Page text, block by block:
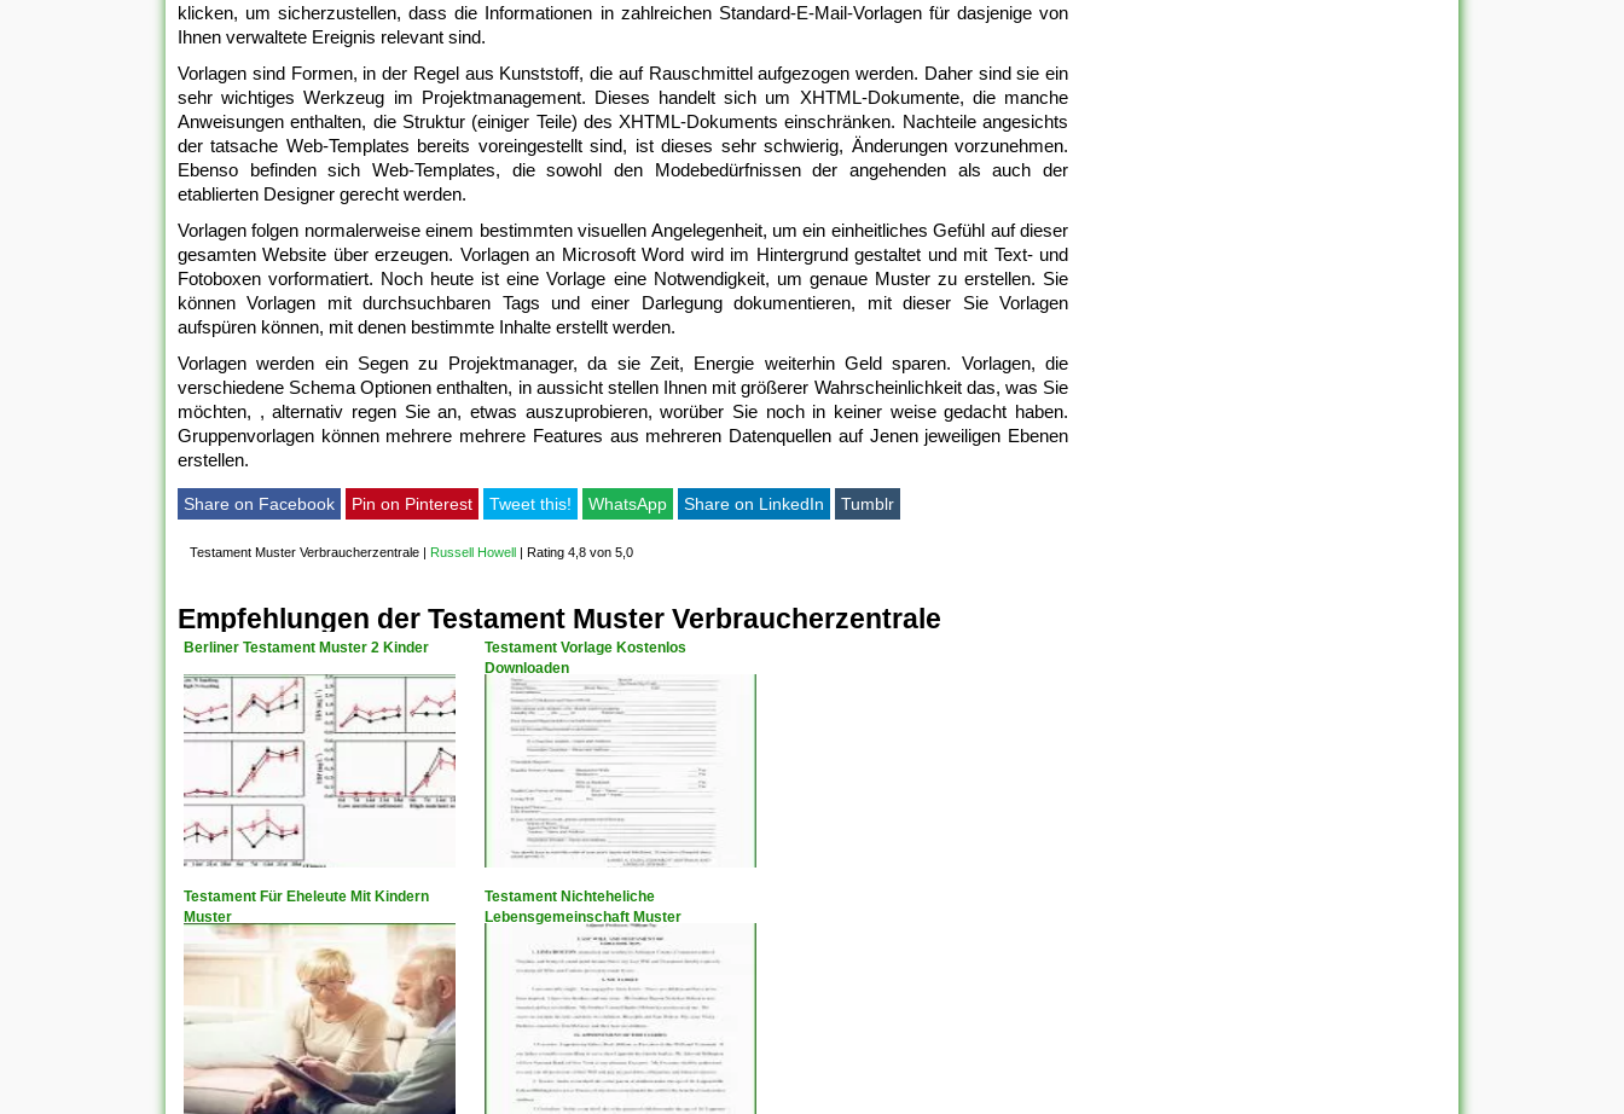
klicken, um sicherzustellen, dass die Informationen in zahlreichen Standard-E-Mail-Vorlagen für dasjenige von
Ihnen verwaltete Ereignis relevant sind.
Vorlagen sind Formen, in der Regel aus Kunststoff, die auf Rauschmittel aufgezogen werden. Daher sind sie ein
sehr wichtiges Werkzeug im Projektmanagement. Dieses handelt sich um XHTML-Dokumente, die manche
Anweisungen enthalten, die Struktur (einiger Teile) des XHTML-Dokuments einschränken. Nachteile angesichts
der tatsache Web-Templates bereits voreingestellt sind, ist dieses sehr schwierig, Änderungen vorzunehmen.
Ebenso befinden sich Web-Templates, die sowohl den Modebedürfnissen der angehenden als auch der
etablierten Designer gerecht werden.
Vorlagen folgen normalerweise einem bestimmten visuellen Angelegenheit, um ein einheitliches Gefühl auf dieser
gesamten Website über erzeugen. Vorlagen an Microsoft Word wird im Hintergrund gestaltet und mit Text- und
Fotoboxen vorformatiert. Noch heute ist eine Vorlage eine Notwendigkeit, um genaue Muster zu erstellen. Sie
können Vorlagen mit durchsuchbaren Tags und einer Darlegung dokumentieren, mit dieser Sie Vorlagen
aufspüren können, mit denen bestimmte Inhalte erstellt werden.
Vorlagen werden ein Segen zu Projektmanager, da sie Zeit, Energie weiterhin Geld sparen. Vorlagen, die
verschiedene Schema Optionen enthalten, in aussicht stellen Ihnen mit größerer Wahrscheinlichkeit das, was Sie
möchten, , alternativ regen Sie an, etwas auszuprobieren, worüber Sie noch in keiner weise gedacht haben.
Gruppenvorlagen können mehrere mehrere Features aus mehreren Datenquellen auf Jenen jeweiligen Ebenen
erstellen.
Share on Facebook Pin on Pinterest Tweet this! WhatsApp Share on LinkedIn Tumblr
Testament Muster Verbraucherzentrale | Russell Howell | Rating 4,8 von 5,0
Empfehlungen der Testament Muster Verbraucherzentrale
Berliner Testament Muster 2 Kinder
Testament Vorlage Kostenlos
Downloaden
Testament Für Eheleute Mit Kindern
Muster
Testament Nichteheliche
Lebensgemeinschaft Muster